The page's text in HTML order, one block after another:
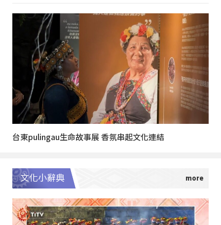
台東pulingau生命故事展 香氛串起文化連結
文化小辭典